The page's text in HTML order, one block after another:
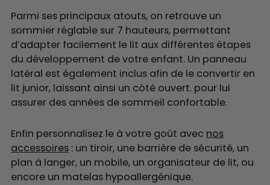
Parmi ses principaux atouts, on retrouve un
sommier réglable sur 7 hauteurs, permettant
d’adapter facilement le lit aux différentes étapes
du développement de votre enfant. Un panneau
latéral est également inclus afin de le convertir en
lit junior, laissant ainsi un côté ouvert. pour lui
assurer des années de sommeil confortable.
Enfin personnalisez le à votre goût avec nos
accessoires : un tiroir, une barrière de sécurité, un
plan à langer, un mobile, un organisateur de lit, ou
encore un matelas hypoallergénique.